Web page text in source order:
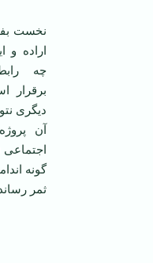
نخست
اراده و
چه
برقرار
دیگری
آن
اجتماعی
گونه
ثمر